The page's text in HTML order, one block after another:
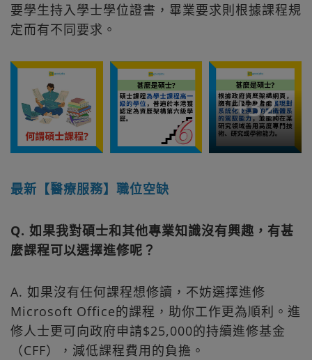
要學生持入學士學位證書，畢業要求則根據課程規
定而有不同要求。
+32
最新【醫療服務】職位空缺
Q. 如果我對碩士和其他專業知識沒有興趣，有甚
麼課程可以選擇進修呢？
A. 如果沒有任何課程想修讀，不妨選擇進修
Microsoft Office的課程，助你工作更為順利。進
修人士更可向政府申請$25,000的持續進修基金
（CFF），減低課程費用的負擔。